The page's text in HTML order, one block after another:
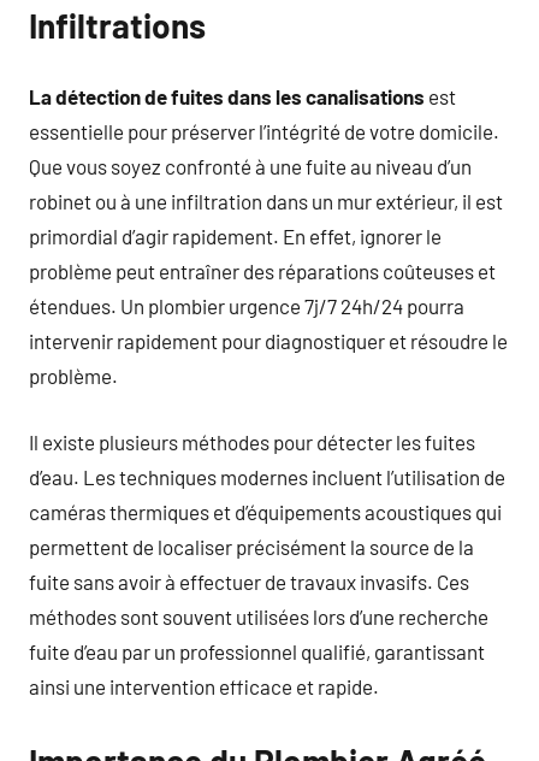
Infiltrations
La détection de fuites dans les canalisations est
essentielle pour préserver l’intégrité de votre domicile.
Que vous soyez confronté à une fuite au niveau d’un
robinet ou à une infiltration dans un mur extérieur, il est
primordial d’agir rapidement. En effet, ignorer le
problème peut entraîner des réparations coûteuses et
étendues. Un plombier urgence 7j/7 24h/24 pourra
intervenir rapidement pour diagnostiquer et résoudre le
problème.
Il existe plusieurs méthodes pour détecter les fuites
d’eau. Les techniques modernes incluent l’utilisation de
caméras thermiques et d’équipements acoustiques qui
permettent de localiser précisément la source de la
fuite sans avoir à effectuer de travaux invasifs. Ces
méthodes sont souvent utilisées lors d’une recherche
fuite d’eau par un professionnel qualifié, garantissant
ainsi une intervention efficace et rapide.